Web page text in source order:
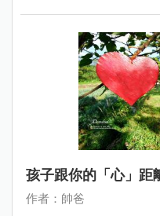
孩子跟你的「心」距
作者：帥爸